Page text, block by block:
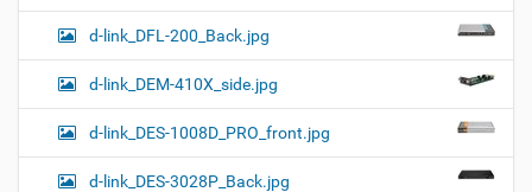
d-link_DFL-200_Back.jpg
d-link_DEM-410X_side.jpg
d-link_DES-1008D_PRO_front.jpg
d-link_DES-3028P_Back.jpg